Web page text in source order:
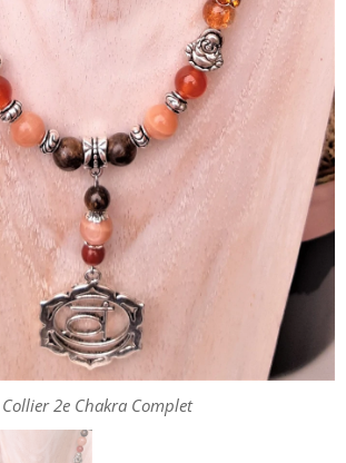
Collier 2e Chakra Complet
Collier 2e Chakra Allégé